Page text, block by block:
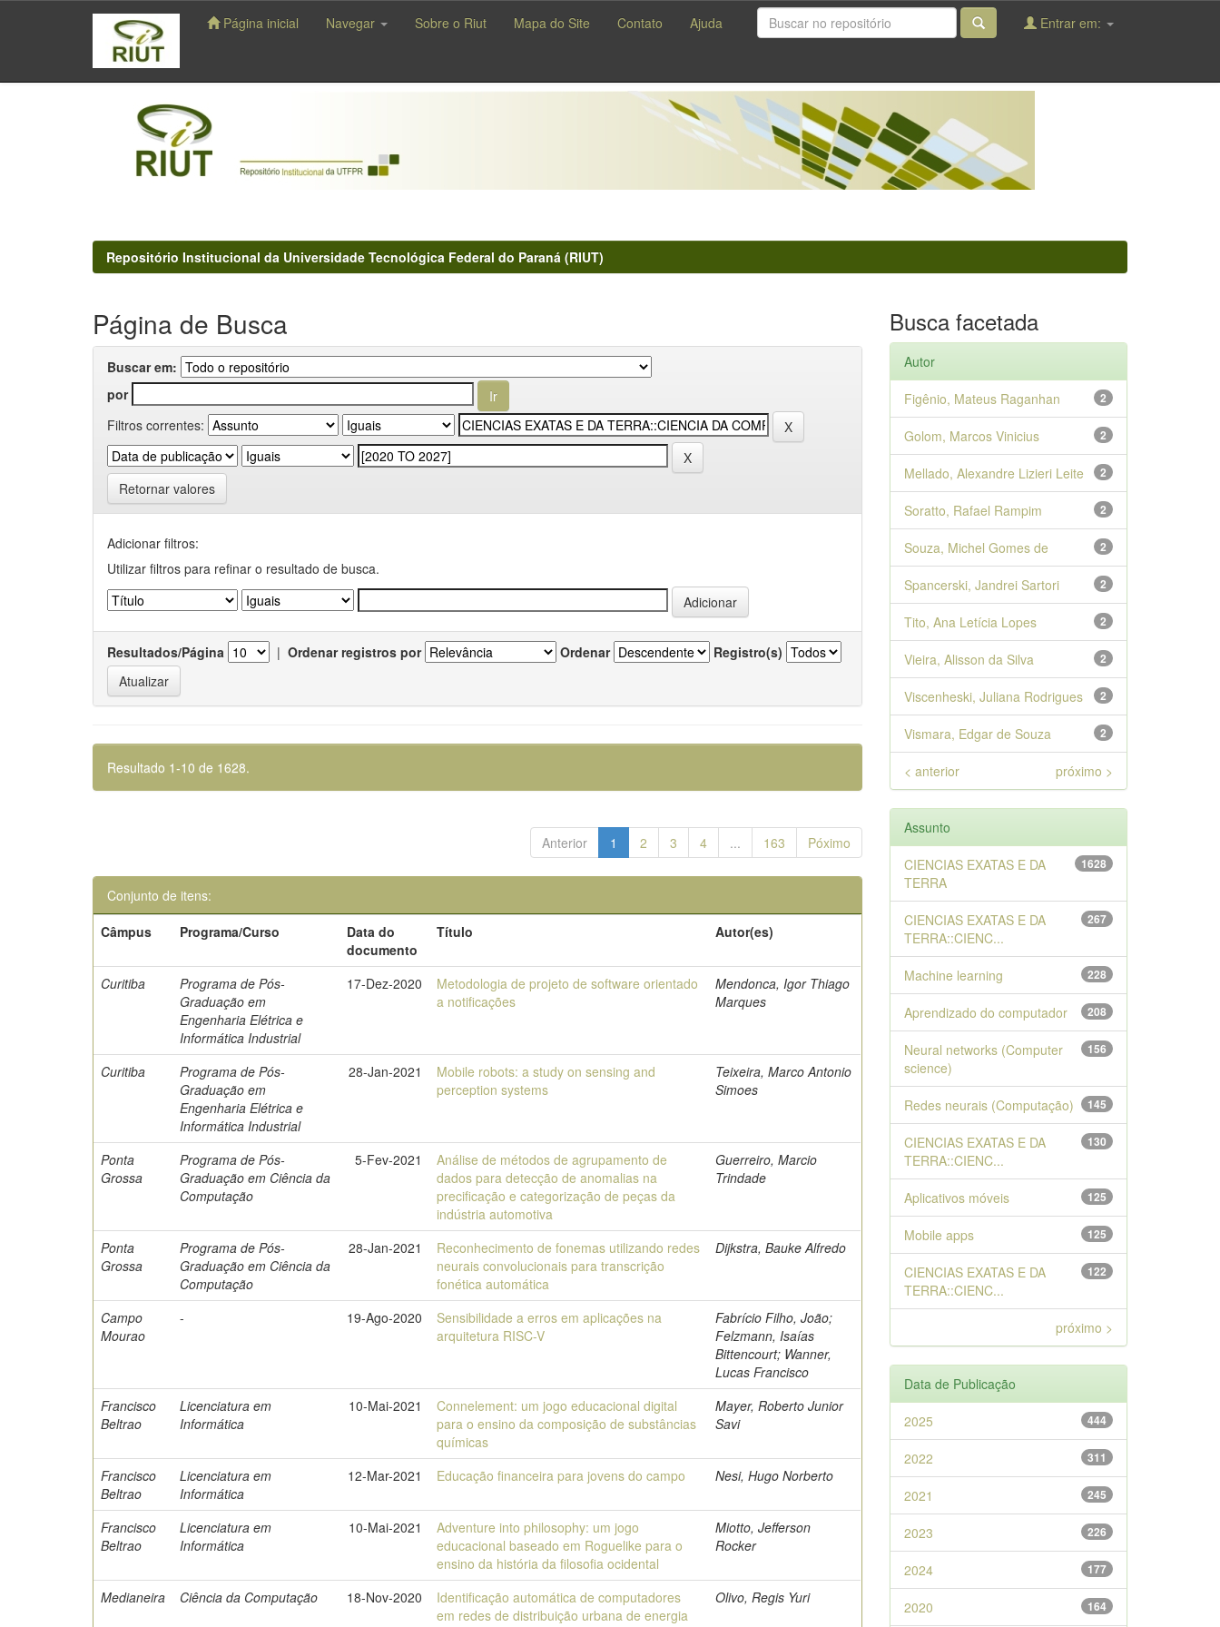
navigation
Página inicial Navegar Sobre o Riut Mapa do Site Contato Ajuda Entrar em:
Repositório Institucional da Universidade Tecnológica Federal do Paraná (RIUT)
Página de Busca
Buscar em:
por
Filtros correntes:
Retornar valores
Adicionar filtros:
Utilizar filtros para refinar o resultado de busca.
Resultados/Página | Ordenar registros por Ordenar Registro(s)
Resultado 1-10 de 1628.
Anterior 1 2 3 4 ... 163 Póximo
Conjunto de itens:
Câmpus
Programa/Curso
Data do
documento
Título Autor(es)
Curitiba
Programa de Pós-
Graduação em
Engenharia Elétrica e
Informática Industrial
17-Dez-2020
Metodologia de projeto de software orientado
a notificações
Mendonca, Igor Thiago
Marques
Curitiba
Programa de Pós-
Graduação em
Engenharia Elétrica e
Informática Industrial
28-Jan-2021
Mobile robots: a study on sensing and
perception systems
Teixeira, Marco Antonio
Simoes
Ponta
Grossa
Programa de Pós-
Graduação em Ciência da
Computação
5-Fev-2021
Análise de métodos de agrupamento de
dados para detecção de anomalias na
precificação e categorização de peças da
indústria automotiva
Guerreiro, Marcio
Trindade
Ponta
Grossa
Programa de Pós-
Graduação em Ciência da
Computação
28-Jan-2021
Reconhecimento de fonemas utilizando redes
neurais convolucionais para transcrição
fonética automática
Dijkstra, Bauke Alfredo
Campo
Mourao
- 19-Ago-2020
Sensibilidade a erros em aplicações na
arquitetura RISC-V
Fabrício Filho, João;
Felzmann, Isaías
Bittencourt; Wanner,
Lucas Francisco
Francisco
Beltrao
Licenciatura em
Informática
10-Mai-2021
Connelement: um jogo educacional digital
para o ensino da composição de substâncias
químicas
Mayer, Roberto Junior
Savi
Francisco
Beltrao
Licenciatura em
Informática
12-Mar-2021 Educação financeira para jovens do campo Nesi, Hugo Norberto
Francisco
Beltrao
Licenciatura em
Informática
10-Mai-2021
Adventure into philosophy: um jogo
educacional baseado em Roguelike para o
ensino da história da filosofia ocidental
Miotto, Jefferson
Rocker
Medianeira Ciência da Computação 18-Nov-2020
Identificação automática de computadores
em redes de distribuição urbana de energia
Olivo, Regis Yuri
Busca facetada
Autor
2
Figênio, Mateus Raganhan
2
Golom, Marcos Vinicius
2
Mellado, Alexandre Lizieri Leite
2
Soratto, Rafael Rampim
2
Souza, Michel Gomes de
2
Spancerski, Jandrei Sartori
2
Tito, Ana Letícia Lopes
2
Vieira, Alisson da Silva
2
Viscenheski, Juliana Rodrigues
2
Vismara, Edgar de Souza
< anterior próximo >
Assunto
1628
CIENCIAS EXATAS E DA
TERRA
267
CIENCIAS EXATAS E DA
TERRA::CIENC...
228
Machine learning
208
Aprendizado do computador
156
Neural networks (Computer
science)
145
Redes neurais (Computação)
130
CIENCIAS EXATAS E DA
TERRA::CIENC...
125
Aplicativos móveis
125
Mobile apps
122
CIENCIAS EXATAS E DA
TERRA::CIENC...
próximo >
Data de Publicação
444
2025
311
2022
245
2021
226
2023
177
2024
164
2020